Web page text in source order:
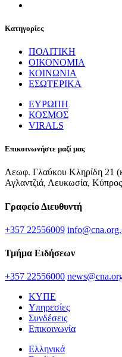
Κατηγορίες
ΠΟΛΙΤΙΚΗ
ΟΙΚΟΝΟΜΙΑ
ΚΟΙΝΩΝΙΑ
ΕΣΩΤΕΡΙΚΑ
ΕΥΡΩΠΗ
ΚΟΣΜΟΣ
VIRALS
Επικοινωνήστε μαζί μας
Λεωφ. Γλαύκου Κληρίδη 21
Αγλαντζιά, Λευκωσία, Κύπρος
Γραφείο Διευθυντή
+357 22556009
Τμήμα Ειδήσεων
+357 22556000
ΚΥΠΕ
Υπηρεσίες
Συνδέσεις
Επικοινωνία
Ελληνικά